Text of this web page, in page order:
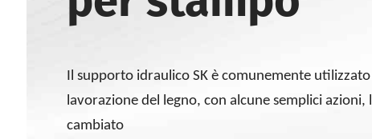
Il supporto idraulico SK è comunemente
lavorazione del legno, con alcune semplici
cambiato